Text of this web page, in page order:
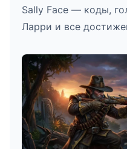
Sally Face — коды,
Ларри и все